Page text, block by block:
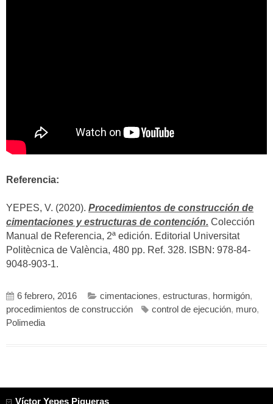
Referencia:
YEPES, V. (2020). Procedimientos de construcción de
cimentaciones y estructuras de contención. Colección
Manual de Referencia, 2ª edición. Editorial Universitat
Politècnica de València, 480 pp. Ref. 328. ISBN: 978-84-
9048-903-1.
6 febrero, 2016 cimentaciones, estructuras, hormigón,
procedimientos de construcción
control de ejecución, muro,
Polimedia
Víctor Yepes Piqueras